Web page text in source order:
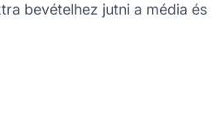
bevételhez jutni a média